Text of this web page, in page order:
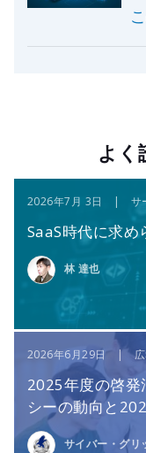
よく
2026年7月 3日 | サ
SaaS時代に求め
林 達也
2026年6月29日 | 広
2025年度の啓発
シーの動向と
サイバー・グリ